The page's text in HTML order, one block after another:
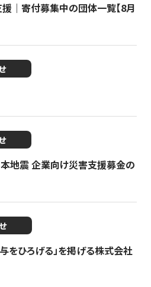
｜寄付募集中の団体一覧【8月
本地震 企業向け災害支援募金の
をひろげる」を掲げる株式会社